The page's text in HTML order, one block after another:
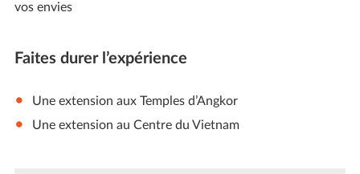
vos envies
Faites durer l’expérience
Une extension aux Temples d’Angkor
Une extension au Centre du Vietnam